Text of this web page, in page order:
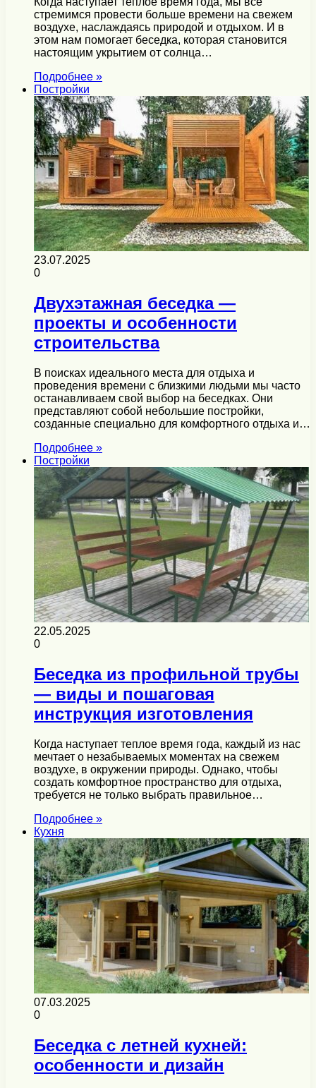
стремимся провести больше времени на свежем
воздухе, наслаждаясь природой и отдыхом. И в
этом нам помогает беседка, которая становится
настоящим укрытием от солнца…
Подробнее »
Постройки
23.07.2025
0
Двухэтажная беседка —
проекты и особенности
строительства
В поисках идеального места для отдыха и
проведения времени с близкими людьми мы часто
останавливаем свой выбор на беседках. Они
представляют собой небольшие постройки,
созданные специально для комфортного отдыха и…
Подробнее »
Постройки
22.05.2025
0
Беседка из профильной трубы
— виды и пошаговая
инструкция изготовления
Когда наступает теплое время года, каждый из нас
мечтает о незабываемых моментах на свежем
воздухе, в окружении природы. Однако, чтобы
создать комфортное пространство для отдыха,
требуется не только выбрать правильное…
Подробнее »
Кухня
07.03.2025
0
Беседка с летней кухней:
особенности и дизайн